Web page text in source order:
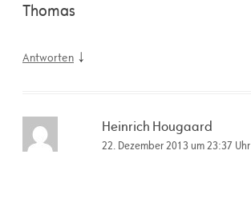
Thomas
Antworten ↓
Heinrich Hougaard
22. Dezember 2013 um 23:37 Uhr